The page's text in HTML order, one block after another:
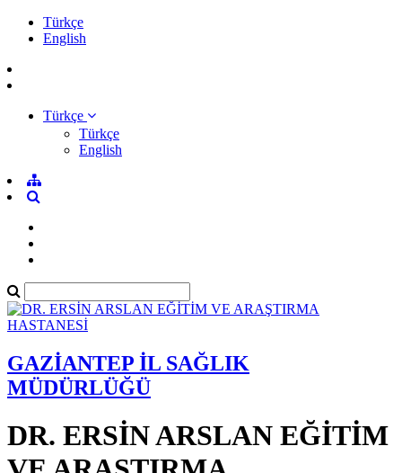
Türkçe
English
Türkçe
Türkçe
English
GAZİANTEP İL SAĞLIK
MÜDÜRLÜĞÜ
DR. ERSİN ARSLAN EĞİTİM